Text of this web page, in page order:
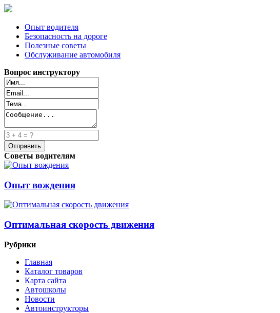
Опыт водителя
Безопасность на дороге
Полезные советы
Обслуживание автомобиля
Вопрос инструктору
Советы водителям
Опыт вождения
Оптимальная скорость движения
Рубрики
Главная
Каталог товаров
Карта сайта
Автошколы
Новости
Автоинструкторы